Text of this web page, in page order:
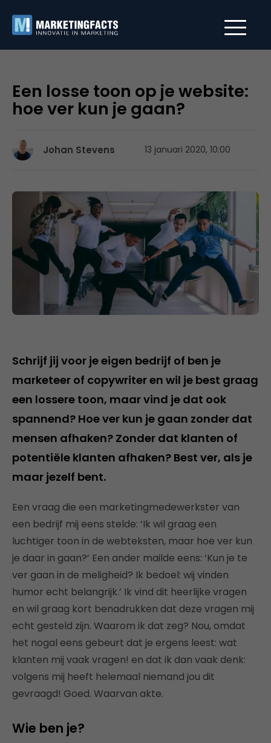
Een losse toon op je website:
hoe ver kun je gaan?
Johan Stevens 13 januari 2020, 10:00
Schrijf jij voor je eigen bedrijf of ben je
marketeer of copywriter en wil je best graag
een lossere toon, maar vind je dat ook
spannend? Hoe ver kun je gaan zonder dat
mensen afhaken? Zonder dat klanten of
potentiële klanten afhaken? Best ver, als je
maar jezelf bent.
Een vraag die een marketingmedewerkster van
een bedrijf mij eens stelde: ‘Ik wil graag een
luchtiger toon in de webteksten, maar hoe ver kun
je daar in gaan?’ Een ander mailde eens: ‘Kun je te
ver gaan in de meligheid? Ik bedoel: wij vinden
humor echt belangrijk.’ Ik vind dit heerlijke vragen
en wil graag kort benadrukken dat deze vragen mij
echt gesteld zijn. Waarom ik dat zeg? Nou, omdat
het nogal eens gebeurt dat je ergens leest: wat
klanten mij vaak vragen! en dat ik dan vaak denk:
volgens mij heeft helemaal niemand jou dit
gevraagd! Goed. Waarvan akte.
Wie ben je?